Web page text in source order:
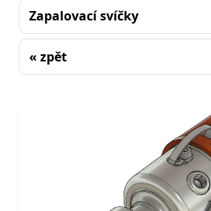
Zapalovací svíčky
« zpět